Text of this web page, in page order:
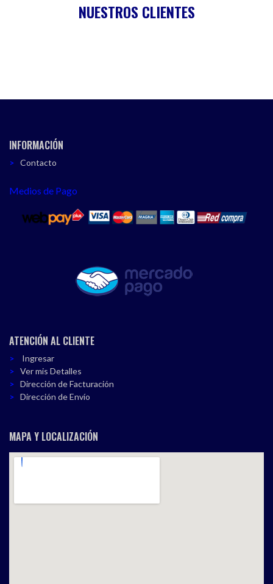
NUESTROS CLIENTES
INFORMACIÓN
Contacto
Medios de Pago
ATENCIÓN AL CLIENTE
Ingresar
Ver mis Detalles
Dirección de Facturación
Dirección de Envío
MAPA Y LOCALIZACIÓN